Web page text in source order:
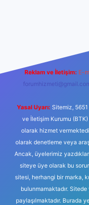
Reklam ve İletişim: E-
Yasal Uyarı: Sitemiz,
ve İletişim Kurumu (BTK)
olarak hizmet
olarak denetleme veya
Ancak, üyelerimiz
siteye üye olarak bu
sitesi, herhangi bir marka,
bulunmamaktadır. Sitede
paylaşılmaktadır. Burada